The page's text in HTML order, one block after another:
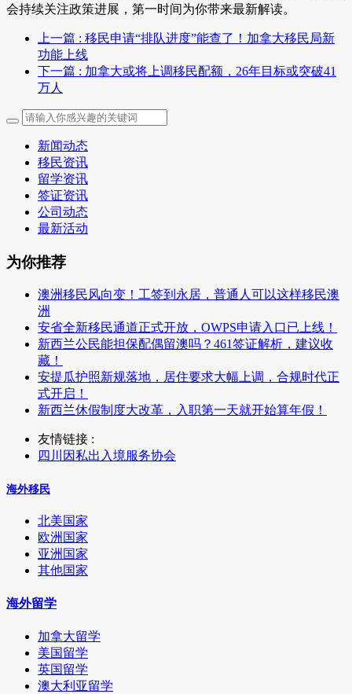
会持续关注政策进展，第一时间为你带来最新解读。
上一篇 : 移民申请“排队进度”能查了！加拿大移民局新
功能上线
下一篇 : 加拿大或将上调移民配额，26年目标或突破41
万人
新闻动态
移民资讯
留学资讯
签证资讯
公司动态
最新活动
为你推荐
澳洲移民风向变！工签到永居，普通人可以这样移民澳
洲
安省全新移民通道正式开放，OWPS申请入口已上线！
新西兰公民能担保配偶留澳吗？461签证解析，建议收
藏！
安提瓜护照新规落地，居住要求大幅上调，合规时代正
式开启！
新西兰休假制度大改革，入职第一天就开始算年假！
友情链接 :
四川因私出入境服务协会
海外移民
北美国家
欧洲国家
亚洲国家
其他国家
海外留学
加拿大留学
美国留学
英国留学
澳大利亚留学